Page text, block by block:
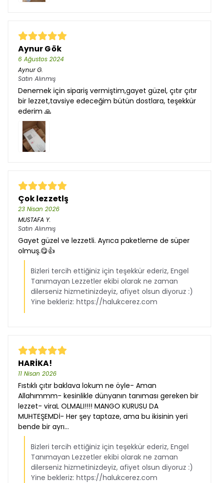
Aynur Gök
6 Ağustos 2024
Aynur G.
Satın Alınmış
Denemek için sipariş vermiştim,gayet güzel, çıtır çıtır
bir lezzet,tavsiye edeceğim bütün dostlara, teşekkür
ederim 🙏
Çok lezzetlş
23 Nisan 2026
MUSTAFA Y.
Satın Alınmış
Gayet güzel ve lezzetli. Ayrıca paketleme de süper
olmuş.😋👍
Bizleri tercih ettiğiniz için teşekkür ederiz, Engel
Tanımayan Lezzetler ekibi olarak ne zaman
dilerseniz hizmetinizdeyiz, afiyet olsun diyoruz :)
Yine bekleriz: https://halukcerez.com
HARİKA!
11 Nisan 2026
Fıstıklı çıtır baklava lokum ne öyle- Aman
Allahımmm- kesinlikle dünyanın tanıması gereken bir
lezzet- viraL OLMALI!!!! MANGO KURUSU DA
MUHTEŞEMDİ- Her şey taptaze, ama bu ikisinin yeri
bende bir ayrı...
Bizleri tercih ettiğiniz için teşekkür ederiz, Engel
Tanımayan Lezzetler ekibi olarak ne zaman
dilerseniz hizmetinizdeyiz, afiyet olsun diyoruz :)
Yine bekleriz: https://halukcerez.com